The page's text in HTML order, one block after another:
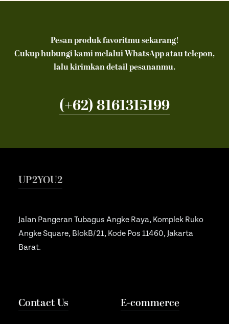
Pesan produk favoritmu sekarang!
Cukup hubungi kami melalui WhatsApp atau telepon,
lalu kirimkan detail pesananmu.
(+62) 8161315199
UP2YOU2
Jalan Pangeran Tubagus Angke Raya, Komplek Ruko
Angke Square, BlokB/21, Kode Pos 11460, Jakarta
Barat.
Contact Us E-commerce